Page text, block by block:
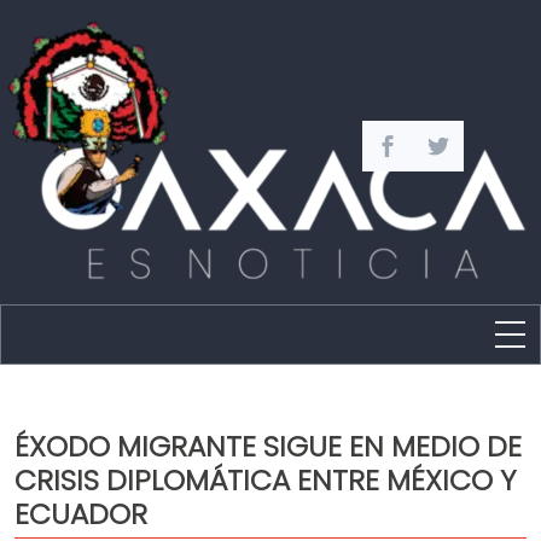
Política
Capital
Policíaca
ÉXODO MIGRANTE SIGUE EN MEDIO DE
CRISIS DIPLOMÁTICA ENTRE MÉXICO Y
ECUADOR